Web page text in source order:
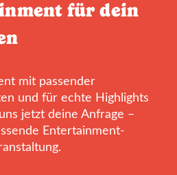
für dein
mit passender
und für echte Highlights
jetzt deine Anfrage –
Entertainment-